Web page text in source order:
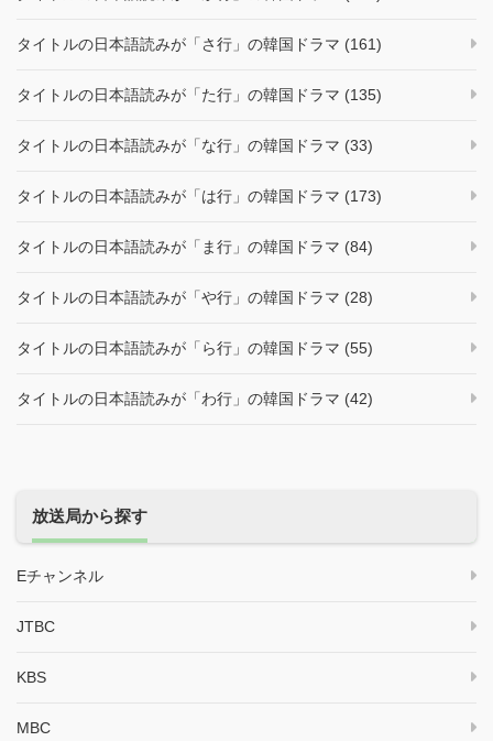
タイトルの日本語読みが「さ行」の韓国ドラマ (161)
タイトルの日本語読みが「た行」の韓国ドラマ (135)
タイトルの日本語読みが「な行」の韓国ドラマ (33)
タイトルの日本語読みが「は行」の韓国ドラマ (173)
タイトルの日本語読みが「ま行」の韓国ドラマ (84)
タイトルの日本語読みが「や行」の韓国ドラマ (28)
タイトルの日本語読みが「ら行」の韓国ドラマ (55)
タイトルの日本語読みが「わ行」の韓国ドラマ (42)
放送局から探す
Eチャンネル
JTBC
KBS
MBC